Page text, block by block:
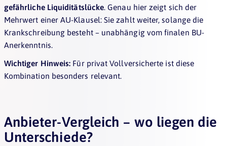
gefährliche Liquiditätslücke. Genau hier zeigt sich der
Mehrwert einer AU-Klausel: Sie zahlt weiter, solange die
Krankschreibung besteht – unabhängig vom finalen BU-
Anerkenntnis.
Wichtiger Hinweis: Für privat Vollversicherte ist diese
Kombination besonders relevant.
Anbieter-Vergleich – wo liegen die
Unterschiede?